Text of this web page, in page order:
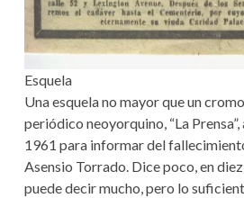
Esquela
Una esquela no mayor que un
periódico neoyorquino, “La
1961 para informar del
Asensio Torrado. Dice poco, en
puede decir mucho, pero lo